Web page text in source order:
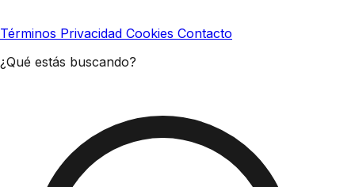
Términos Privacidad Cookies Contacto
¿Qué estás buscando?